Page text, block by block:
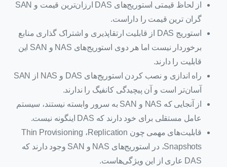
از لحاظ قیمتی استوریج‌های DAS ارزان‌ترین قیمت و SAN
گران ترین قیمت را داراست.
استوریج‌ DAS از قابلیت ارتقاپذیری و اشتراک گذاری منابع
برخوردار نیست اما هر دوی استوریج‌های NAS و SAN این
قابلیت را دارند.
راه اندازی و نصب کردن استوریج‌های DAS و NAS از SAN
آسان‌تر است و آن پیچیدگی کانفیگ را ندارند.
از آنجایی که NAS و SAN به سرور وابسته نیستند، سیستم
عامل مستقلی برای خود دارند که DAS اینگونه نیست.
قابلیت‌های مهمی چون Thin Provisioning ،Replication
،Snapshots در استوریج‌های NAS و SAN وجود دارند که
DAS عاری از این ویژگی‌هاست.